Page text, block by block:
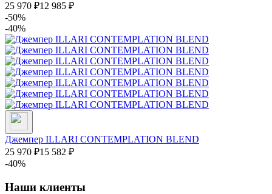
25 970 ₽12 985 ₽
-50%
-40%
Джемпер ILLARI CONTEMPLATION BLEND
25 970 ₽15 582 ₽
-40%
Наши клиенты